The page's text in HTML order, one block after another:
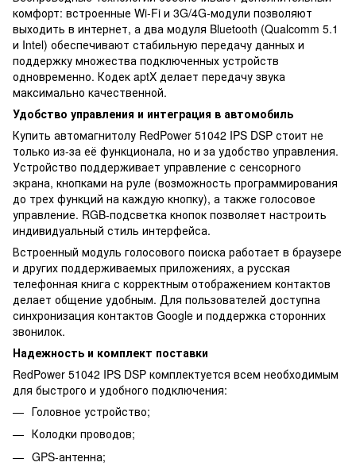
комфорт: встроенные Wi-Fi и 3G/4G-модули позволяют
выходить в интернет, а два модуля Bluetooth (Qualcomm 5.1
и Intel) обеспечивают стабильную передачу данных и
поддержку множества подключенных устройств
одновременно. Кодек aptX делает передачу звука
максимально качественной.
Удобство управления и интеграция в автомобиль
Купить автомагнитолу RedPower 51042 IPS DSP стоит не
только из-за её функционала, но и за удобство управления.
Устройство поддерживает управление с сенсорного
экрана, кнопками на руле (возможность программирования
до трех функций на каждую кнопку), а также голосовое
управление. RGB-подсветка кнопок позволяет настроить
индивидуальный стиль интерфейса.
Встроенный модуль голосового поиска работает в браузере
и других поддерживаемых приложениях, а русская
телефонная книга с корректным отображением контактов
делает общение удобным. Для пользователей доступна
синхронизация контактов Google и поддержка сторонних
звонилок.
Надежность и комплект поставки
RedPower 51042 IPS DSP комплектуется всем необходимым
для быстрого и удобного подключения:
Головное устройство;
Колодки проводов;
GPS-антенна;